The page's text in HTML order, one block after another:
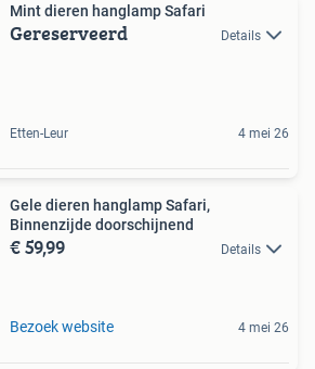
Mint dieren hanglamp Safari
Gereserveerd Details
Etten-Leur 4 mei 26
Gele dieren hanglamp Safari,
Binnenzijde doorschijnend
€ 59,99 Details
Bezoek website 4 mei 26